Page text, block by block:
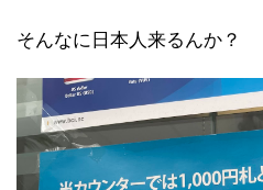
そんなに日本人来るんか？